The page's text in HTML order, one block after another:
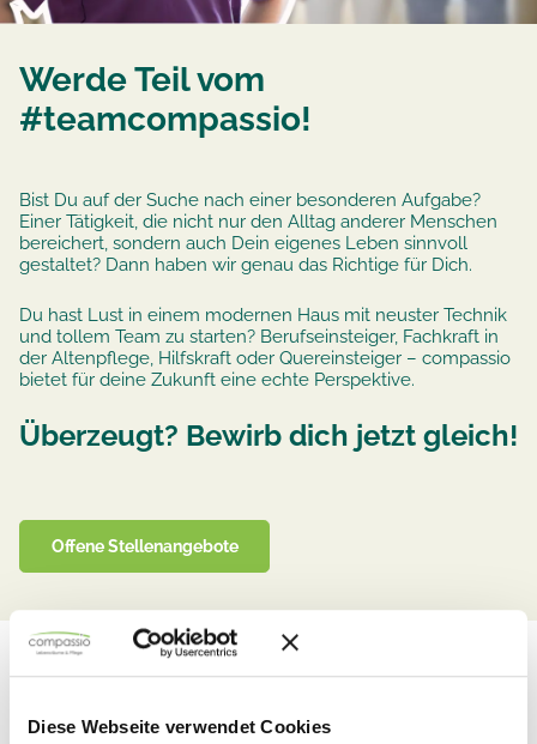
Diese Webseite verwendet Cookies
Werde Teil vom
#teamcompassio!
Bist Du auf der Suche nach einer besonderen Aufgabe?
Einer Tätigkeit, die nicht nur den Alltag anderer Menschen
bereichert, sondern auch Dein eigenes Leben sinnvoll
gestaltet? Dann haben wir genau das Richtige für Dich.
Du hast Lust in einem modernen Haus mit neuster Technik
und tollem Team zu starten? Berufseinsteiger, Fachkraft in
der Altenpflege, Hilfskraft oder Quereinsteiger – compassio
bietet für deine Zukunft eine echte Perspektive.
Überzeugt? Bewirb dich jetzt gleich!
Offene Stellenangebote